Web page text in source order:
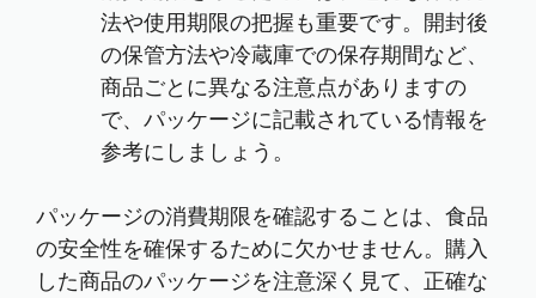
法や使用期限の把握も重要です。開封後
の保管方法や冷蔵庫での保存期間など、
商品ごとに異なる注意点がありますの
で、パッケージに記載されている情報を
参考にしましょう。
パッケージの消費期限を確認することは、食品
の安全性を確保するために欠かせません。購入
した商品のパッケージを注意深く見て、正確な